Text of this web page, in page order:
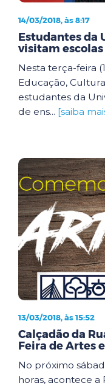
14/03/2018, às 8:17
Estudantes da
visitam
Nesta terça-feira
Educação,
estudantes da
de ens... [saiba
13/03/2018, às 15:52
Calçadão da
Feira de Artes
No próximo
horas, acontece a